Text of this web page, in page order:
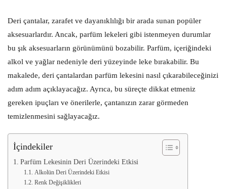
Deri çantalar, zarafet ve dayanıklılığı bir arada sunan popüler
aksesuarlardır. Ancak, parfüm lekeleri gibi istenmeyen durumlar
bu şık aksesuarların görünümünü bozabilir. Parfüm, içeriğindeki
alkol ve yağlar nedeniyle deri yüzeyinde leke bırakabilir. Bu
makalede, deri çantalardan parfüm lekesini nasıl çıkarabileceğinizi
adım adım açıklayacağız. Ayrıca, bu süreçte dikkat etmeniz
gereken ipuçları ve önerilerle, çantanızın zarar görmeden
temizlenmesini sağlayacağız.
İçindekiler
Parfüm Lekesinin Deri Üzerindeki Etkisi
Alkolün Deri Üzerindeki Etkisi
Renk Değişiklikleri